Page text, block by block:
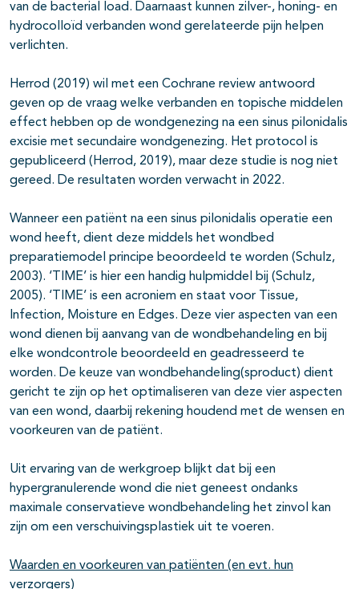
van de bacterial load. Daarnaast kunnen zilver-, honing- en
hydrocolloïd verbanden wond gerelateerde pijn helpen
verlichten.
Herrod (2019) wil met een Cochrane review antwoord
geven op de vraag welke verbanden en topische middelen
effect hebben op de wondgenezing na een sinus pilonidalis
excisie met secundaire wondgenezing. Het protocol is
gepubliceerd (Herrod, 2019), maar deze studie is nog niet
gereed. De resultaten worden verwacht in 2022.
Wanneer een patiënt na een sinus pilonidalis operatie een
wond heeft, dient deze middels het wondbed
preparatiemodel principe beoordeeld te worden (Schulz,
2003). ‘TIME’ is hier een handig hulpmiddel bij (Schulz,
2005). ‘TIME’ is een acroniem en staat voor Tissue,
Infection, Moisture en Edges. Deze vier aspecten van een
wond dienen bij aanvang van de wondbehandeling en bij
elke wondcontrole beoordeeld en geadresseerd te
worden. De keuze van wondbehandeling(sproduct) dient
gericht te zijn op het optimaliseren van deze vier aspecten
van een wond, daarbij rekening houdend met de wensen en
voorkeuren van de patiënt.
Uit ervaring van de werkgroep blijkt dat bij een
hypergranulerende wond die niet geneest ondanks
maximale conservatieve wondbehandeling het zinvol kan
zijn om een verschuivingsplastiek uit te voeren.
Waarden en voorkeuren van patiënten (en evt. hun
verzorgers)